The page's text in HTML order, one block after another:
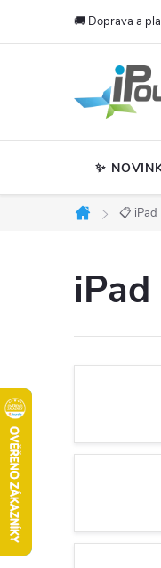
🚚 Doprava a
✨
Domů
📋 iPad